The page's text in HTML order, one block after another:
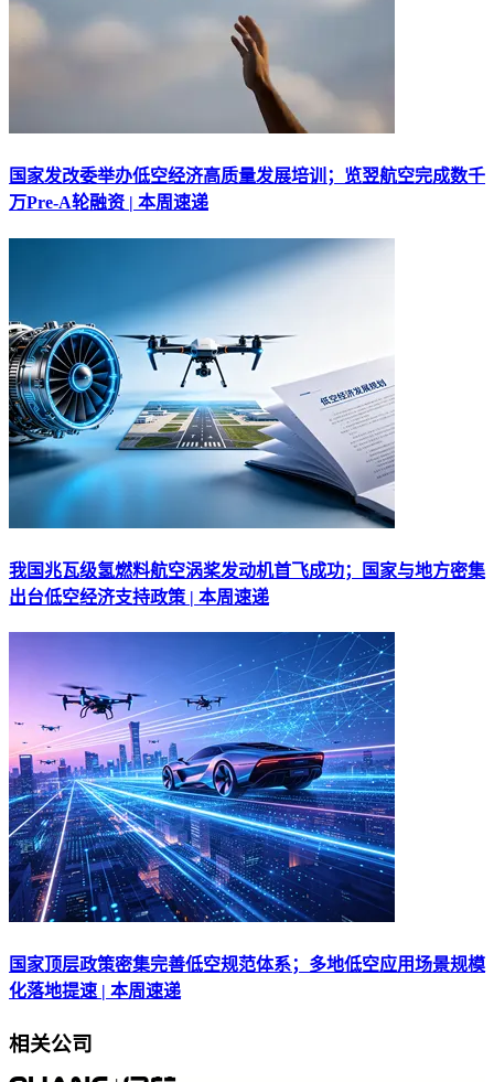
国家发改委举办低空经济高质量发展培训；览翌航空完成数千
万Pre-A轮融资 | 本周速递
我国兆瓦级氢燃料航空涡桨发动机首飞成功；国家与地方密集
出台低空经济支持政策 | 本周速递
国家顶层政策密集完善低空规范体系；多地低空应用场景规模
化落地提速 | 本周速递
相关公司